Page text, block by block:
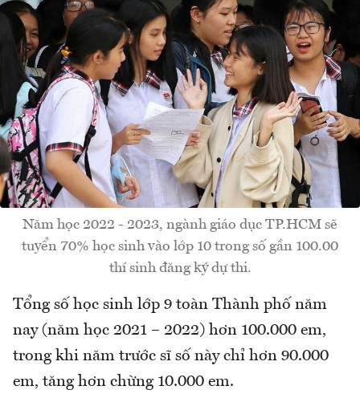
Năm học 2022 - 2023, ngành giáo dục TP.HCM sẽ
tuyển 70% học sinh vào lớp 10 trong số gần 100.00
thí sinh đăng ký dự thi.
Tổng số học sinh lớp 9 toàn Thành phố năm
nay (năm học 2021 – 2022) hơn 100.000 em,
trong khi năm trước sĩ số này chỉ hơn 90.000
em, tăng hơn chừng 10.000 em.